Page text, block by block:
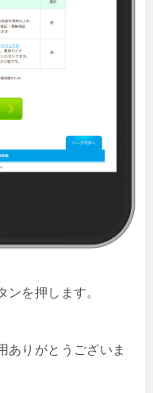
ンを押します。
ありがとうございま